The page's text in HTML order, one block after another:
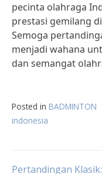
pecinta olahraga
prestasi gemilang
Semoga
menjadi wahana
dan semangat
Posted in BADMINTON
indonesia
Pertandingan Klasik: